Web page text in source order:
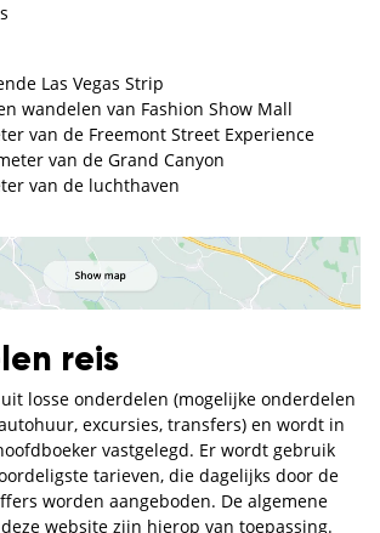
Las Vegas Strip
wandelen van Fashion Show Mall
van de Freemont Street Experience
van de Grand Canyon
van de luchthaven
reis
losse onderdelen (mogelijke onderdelen
excursies, transfers) en wordt in
vastgelegd. Er wordt gebruik
tarieven, die dagelijks door de
worden aangeboden. De algemene
website zijn hierop van toepassing.